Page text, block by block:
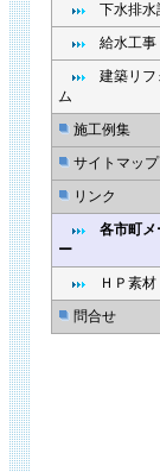
下水排水
給水工事
建築リフ
ム
施工例集
サイトマップ
リンク
各市町メ
ー
ＨＰ素材
問合せ